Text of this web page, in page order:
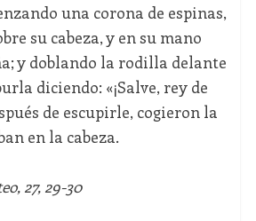
una corona de espinas,
su cabeza, y en su mano
y doblando la rodilla delante
diciendo: «¡Salve, rey de
de escupirle, cogieron la
en la cabeza.
27, 29-30